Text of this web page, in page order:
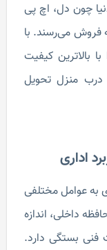
چون دل، اچ پی
فروش می‌رسند. با
بالاترین کیفیت
منزل تحویل
اداری
به عوامل مختلفی
داخلی، اندازه
بستگی دارد.